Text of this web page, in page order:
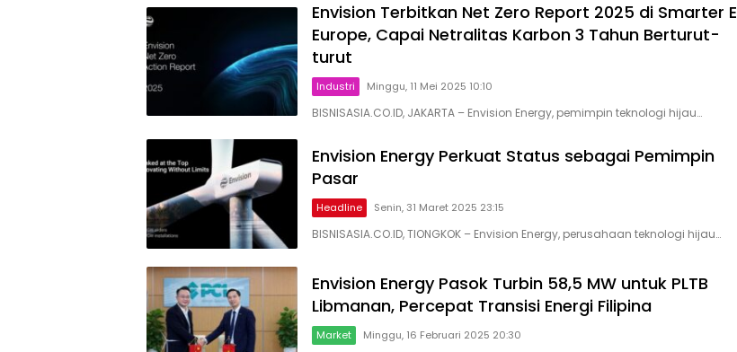
Envision Terbitkan Net Zero Report 2025 di Smarter E
Europe, Capai Netralitas Karbon 3 Tahun Berturut-
turut
Industri Minggu, 11 Mei 2025 10:10
BISNISASIA.CO.ID, JAKARTA – Envision Energy, pemimpin teknologi hijau…
Envision Energy Perkuat Status sebagai Pemimpin
Pasar
Headline Senin, 31 Maret 2025 23:15
BISNISASIA.CO.ID, TIONGKOK – Envision Energy, perusahaan teknologi hijau…
Envision Energy Pasok Turbin 58,5 MW untuk PLTB
Libmanan, Percepat Transisi Energi Filipina
Market Minggu, 16 Februari 2025 20:30